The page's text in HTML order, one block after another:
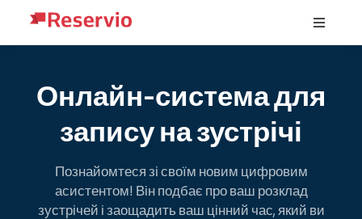
Онлайн-система для
запису на зустрічі
Познайомтеся зі своїм новим цифровим
асистентом! Він подбає про ваш розклад
зустрічей і заощадить ваш цінний час, який ви